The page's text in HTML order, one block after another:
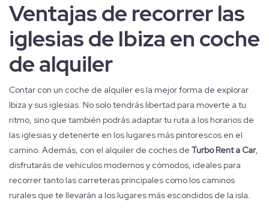
Ventajas de recorrer las
iglesias de Ibiza en coche
de alquiler
Contar con un coche de alquiler es la mejor forma de explorar
Ibiza y sus iglesias. No solo tendrás libertad para moverte a tu
ritmo, sino que también podrás adaptar tu ruta a los horarios de
las iglesias y detenerte en los lugares más pintorescos en el
camino. Además, con el alquiler de coches de Turbo Rent a Car,
disfrutarás de vehículos modernos y cómodos, ideales para
recorrer tanto las carreteras principales como los caminos
rurales que te llevarán a los lugares más escondidos de la isla.